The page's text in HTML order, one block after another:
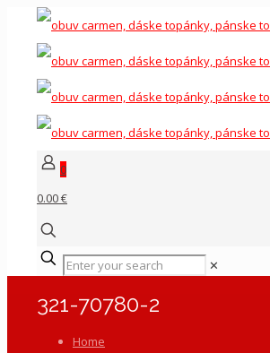
0
0.00 €
✕
321-70780-2
Home